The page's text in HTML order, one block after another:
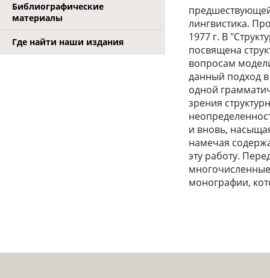
Библиографические
материалы
Где найти наши издания
лингвистика.
1977 г. В
посвящена
вопросам
данный подход
одной
зрения
и вновь,
намечая
эту работу.
монографии,